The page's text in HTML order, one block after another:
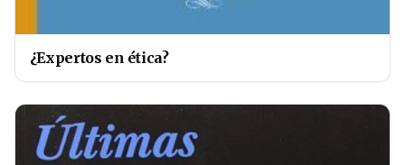
¿Expertos en ética?